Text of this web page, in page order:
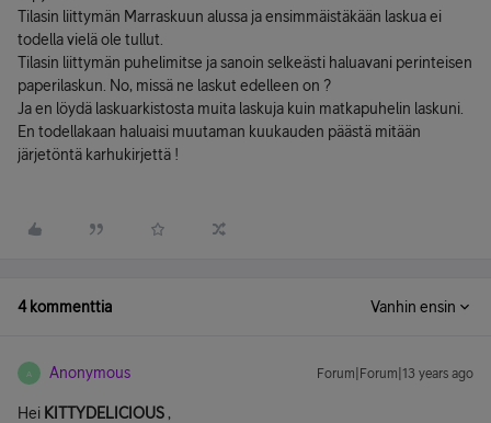
Tilasin liittymän Marraskuun alussa ja ensimmäistäkään laskua ei
todella vielä ole tullut.
Tilasin liittymän puhelimitse ja sanoin selkeästi haluavani perinteisen
paperilaskun. No, missä ne laskut edelleen on ?
Ja en löydä laskuarkistosta muita laskuja kuin matkapuhelin laskuni.
En todellakaan haluaisi muutaman kuukauden päästä mitään
järjetöntä karhukirjettä !
4 kommenttia Vanhin ensin
A Anonymous Forum|Forum|13 years ago
Hei KITTYDELICIOUS ,